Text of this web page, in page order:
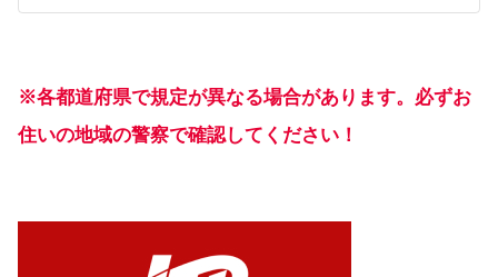
※各都道府県で規定が異なる場合があります。必ずお
住いの地域の警察で確認してください！